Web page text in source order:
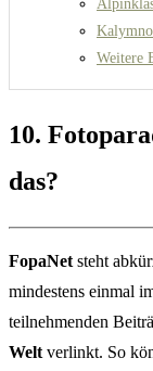
Weitere
10.
das?
FopaNet steht
mindestens einmal
teilnehmenden
Welt verlinkt. So